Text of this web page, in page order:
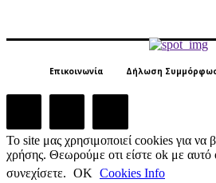
Επικοινωνία Δήλωση
Το site μας χρησιμοποιεί cookies για να
χρήσης. Θεωρούμε οτι είστε ok με αυτό
συνεχίσετε. ΟΚ Cookies Info